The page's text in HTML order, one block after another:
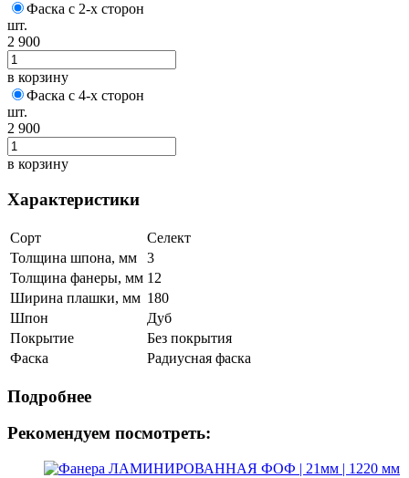
Фаска с 2-х сторон
шт.
2 900
в корзину
Фаска с 4-х сторон
шт.
2 900
в корзину
Характеристики
Сорт
Селект
Толщина шпона, мм
3
Толщина фанеры, мм 12
Ширина плашки, мм 180
Шпон
Дуб
Покрытие
Без покрытия
Фаска
Радиусная фаска
Подробнее
Рекомендуем посмотреть: